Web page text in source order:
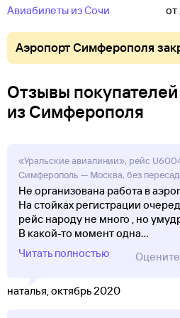
Авиабилеты из Сочи от
Аэропорт Симферополя
Добраться до Симферополя
из Краснодара и Севастополя.
Поехать автобусом
Отзывы покупателей
из Симферополя
«Уральские авиалинии», рейс
Симферополь — Москва, без
Не организована работа в
На стойках регистрации
рейс народу не много , но
В какой-то момент одна...
Читать полностью
наталья, октябрь 2020